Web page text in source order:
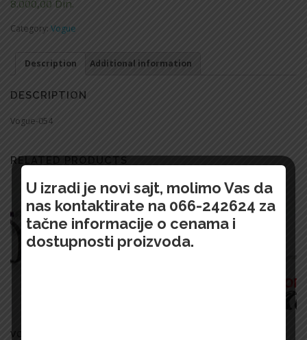
8.000,00 Din.
Category: Vogue
Description Additional information
DESCRIPTION
Vogue-054
RELATED PRODUCTS
VOGUE-2220
U izradi je novi sajt, molimo Vas da
nas kontaktirate na 066-242624 za
tačne informacije o cenama i
dostupnosti proizvoda.